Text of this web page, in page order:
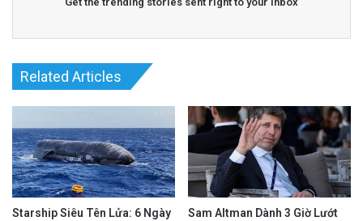
Related Articles
Starship Siêu Tên Lửa: 6 Ngày
Sam Altman Dành 3 Giờ Lướt